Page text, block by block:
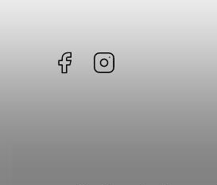
Facebook